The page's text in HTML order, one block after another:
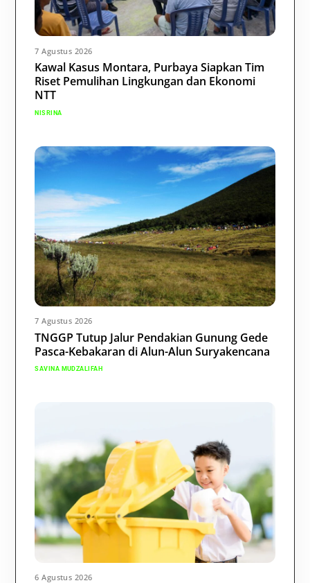
7 Agustus 2026
Kawal Kasus Montara, Purbaya Siapkan Tim
Riset Pemulihan Lingkungan dan Ekonomi
NTT
NISRINA
7 Agustus 2026
TNGGP Tutup Jalur Pendakian Gunung Gede
Pasca-Kebakaran di Alun-Alun Suryakencana
SAVINA MUDZALIFAH
6 Agustus 2026